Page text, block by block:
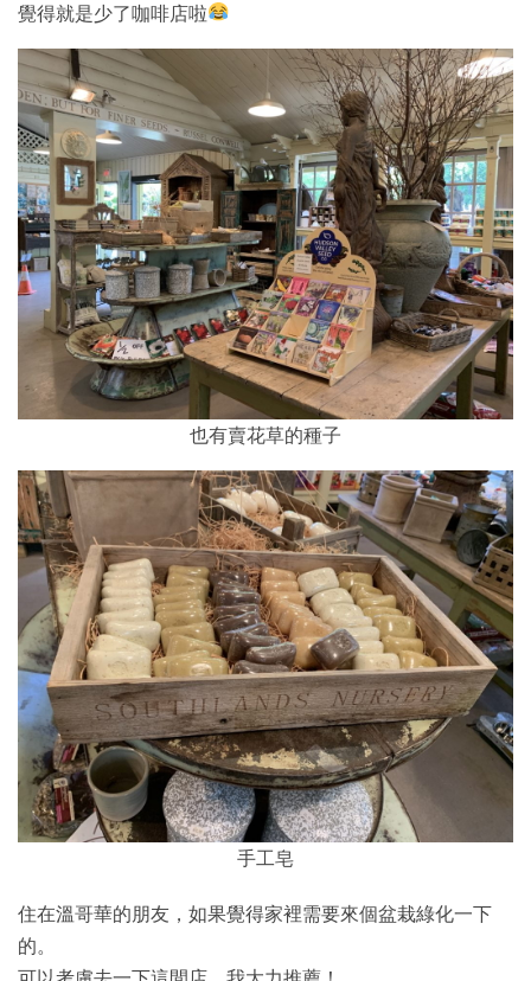
覺得就是少了咖啡店啦
也有賣花草的種子
手工皂
住在溫哥華的朋友，如果覺得家裡需要來個盆栽綠化一下
的。